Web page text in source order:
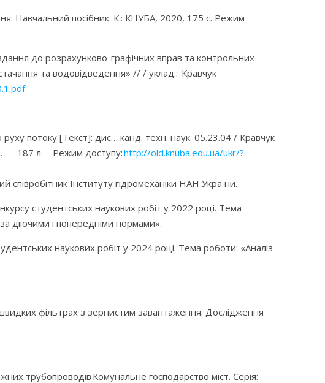
Навчальний посібник. К.: КНУБА, 2020, 175 с. Режим
до розрахунково-графічних вправ та контрольних
та водовідведення» // / уклад.: Кравчук
потоку [Текст]: дис… канд. техн. наук: 05.23.04 / Кравчук
— 187 л. – Режим доступу:http://old.knuba.edu.ua/ukr/?
Інституту гідромеханіки НАН України.
студентських наукових робіт у 2022 році. Тема
діючими і попередніми нормами».
наукових робіт у 2024 році. Тема роботи: «Аналіз
фільтрах з зернистим завантаження. Дослідження
трубопроводів Комунальне господарство міст. Серія: